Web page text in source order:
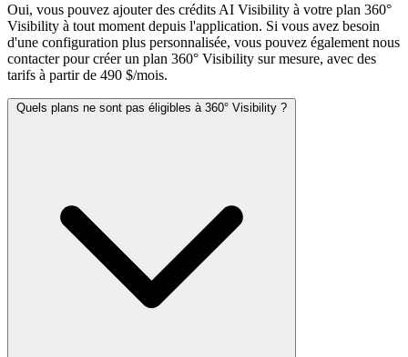
Oui, vous pouvez ajouter des crédits AI Visibility à votre plan 360°
Visibility à tout moment depuis l'application. Si vous avez besoin
d'une configuration plus personnalisée, vous pouvez également nous
contacter pour créer un plan 360° Visibility sur mesure, avec des
tarifs à partir de 490 $/mois.
Quels plans ne sont pas éligibles à 360° Visibility ?